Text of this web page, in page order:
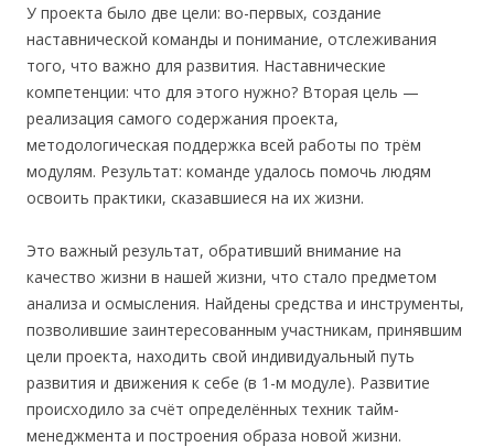
У проекта было две цели: во-первых, создание
наставнической команды и понимание, отслеживания
того, что важно для развития. Наставнические
компетенции: что для этого нужно? Вторая цель —
реализация самого содержания проекта,
методологическая поддержка всей работы по трём
модулям. Результат: команде удалось помочь людям
освоить практики, сказавшиеся на их жизни.
Это важный результат, обративший внимание на
качество жизни в нашей жизни, что стало предметом
анализа и осмысления. Найдены средства и инструменты,
позволившие заинтересованным участникам, принявшим
цели проекта, находить свой индивидуальный путь
развития и движения к себе (в 1-м модуле). Развитие
происходило за счёт определённых техник тайм-
менеджмента и построения образа новой жизни.